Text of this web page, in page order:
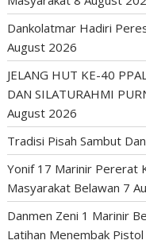
Dankolatmar Hadiri
August 2026
JELANG HUT KE-40
DAN SILATURAHMI
August 2026
Tradisi Pisah Sambut
Yonif 17 Marinir Pererat
Masyarakat Belawan 7
Danmen Zeni 1 Marinir
Latihan Menembak Pistol